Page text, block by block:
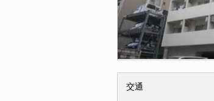
交通